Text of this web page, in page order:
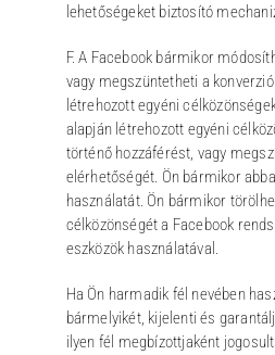
lehetőségeket biztosító
F. A Facebook bármikor
vagy megszüntetheti a
létrehozott egyéni
alapján létrehozott egyéni
történő hozzáférést, vagy
elérhetőségét. Ön bármikor
használatát. Ön bármikor
célközönségét a Facebook
eszközök használatával.
Ha Ön harmadik fél nevében
bármelyikét, kijelenti és
ilyen fél megbízottjaként